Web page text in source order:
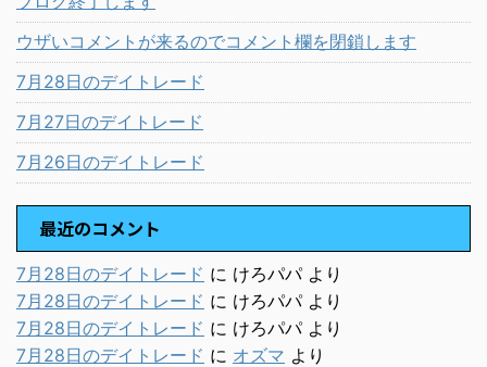
ウザいコメントが来るのでコメント欄を閉鎖します
7月28日のデイトレード
7月27日のデイトレード
7月26日のデイトレード
最近のコメント
7月28日のデイトレード に けろパパより
7月28日のデイトレード に けろパパより
7月28日のデイトレード に けろパパより
7月28日のデイトレード に オズマ より